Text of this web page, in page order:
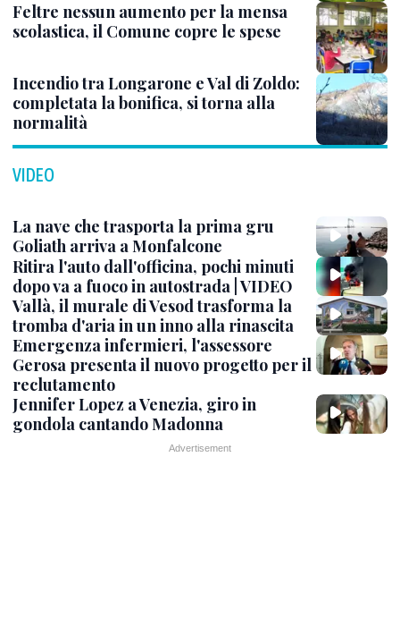
Feltre nessun aumento per la mensa
scolastica, il Comune copre le spese
Incendio tra Longarone e Val di Zoldo:
completata la bonifica, si torna alla
normalità
VIDEO
La nave che trasporta la prima gru
Goliath arriva a Monfalcone
Ritira l'auto dall'officina, pochi minuti
dopo va a fuoco in autostrada | VIDEO
Vallà, il murale di Vesod trasforma la
tromba d'aria in un inno alla rinascita
Emergenza infermieri, l'assessore
Gerosa presenta il nuovo progetto per il
reclutamento
Jennifer Lopez a Venezia, giro in
gondola cantando Madonna